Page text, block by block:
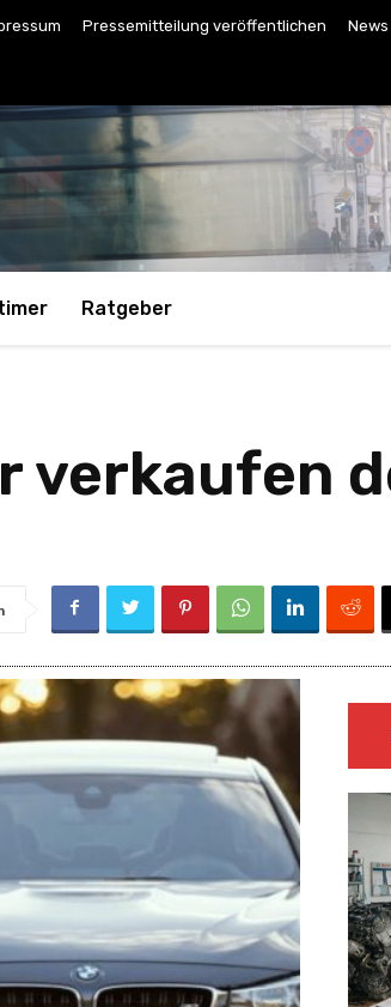
Pressemitteilung veröffentlichen News
Ratgeber
verkaufen